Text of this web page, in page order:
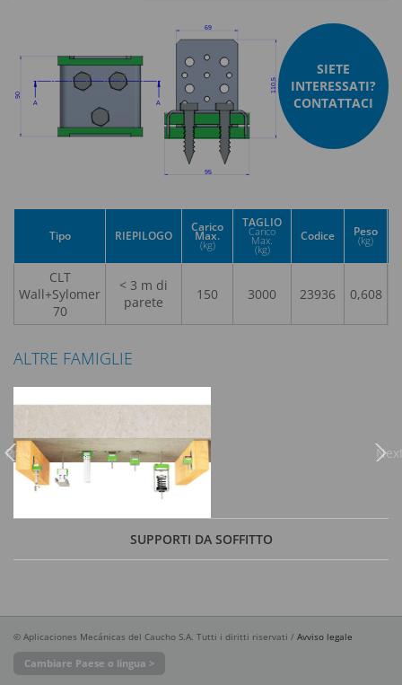
SIETE
INTERESSATI?
CONTATTACI
Tipo RIEPILOGO
Carico
Max.
(kg)
TAGLIO
Carico
Max.
(kg)
Codice Peso
(kg)
CLT
Wall+Sylomer
70
< 3 m di
parete
150 3000 23936 0,608
ALTRE FAMIGLIE
SUPPORTI DA SOFFITTO
Previous Next
© Aplicaciones Mecánicas del Caucho S.A. Tutti i diritti riservati / Avviso legale
Cambiare Paese o lingua >